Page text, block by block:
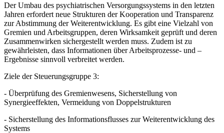
Der Umbau des psychiatrischen Versorgungssystems in den letzten
Jahren erfordert neue Strukturen der Kooperation und Transparenz
zur Abstimmung der Weiterentwicklung. Es gibt eine Vielzahl von
Gremien und Arbeitsgruppen, deren Wirksamkeit geprüft und deren
Zusammenwirken sichergestellt werden muss. Zudem ist zu
gewährleisten, dass Informationen über Arbeitsprozesse- und –
Ergebnisse sinnvoll verbreitet werden.
Ziele der Steuerungsgruppe 3:
- Überprüfung des Gremienwesens, Sicherstellung von
Synergieeffekten, Vermeidung von Doppelstrukturen
- Sicherstellung des Informationsflusses zur Weiterentwicklung des
Systems